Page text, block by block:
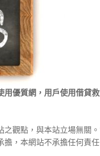
優質網，用戶使用借貸
觀點，與本站立場無關
，本網站不承擔任何責